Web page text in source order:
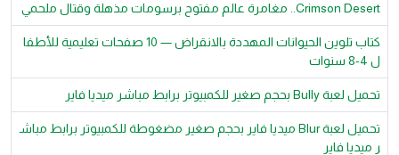
Crimson Desert.. مغامرة عالم مفتوح برسومات مذهلة وقتال ملحمي
كتاب تلوين الحيوانات المهددة بالانقراض — 10 صفحات تعليمية للأطفا
ل 4-8 سنوات
تحميل لعبة Bully بحجم صغير للكمبيوتر برابط مباشر ميديا فاير
تحميل لعبة Blur ميديا فاير بحجم صغير مضغوطة للكمبيوتر برابط مباش
ر ميديا فاير